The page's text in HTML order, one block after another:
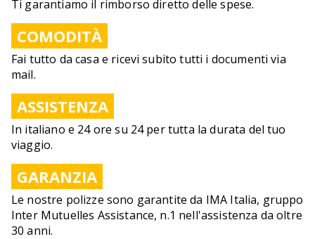
Ti garantiamo il rimborso diretto delle spese.
COMODITÀ
Fai tutto da casa e ricevi subito tutti i documenti via
mail.
ASSISTENZA
In italiano e 24 ore su 24 per tutta la durata del tuo
viaggio.
GARANZIA
Le nostre polizze sono garantite da IMA Italia, gruppo
Inter Mutuelles Assistance, n.1 nell'assistenza da oltre
30 anni.